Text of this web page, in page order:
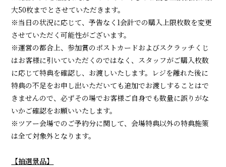
大50枚までとさせていただきます。
※当日の状況に応じて、予告なく1会計での購入上限枚数を変更
させていただく可能性がございます。
※運営の都合上、参加賞のポストカードおよびスクラッチくじ
はお客様に引いていただくのではなく、スタッフがご購入枚数
に応じて特典を確認し、お渡しいたします。レジを離れた後に
特典の不足をお申し出いただいても追加でお渡しすることはで
きませんので、必ずその場でお客様ご自身でも数量に誤りがな
いかご確認をお願いいたします。
※ツアー会場でのご予約分に関して、会場特典以外の特典施策
は全て対象外となります。
【抽選景品】